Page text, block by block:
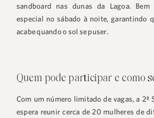
sandboard nas dunas da Lagoa.
especial no sábado à noite, garantindo
acabe quando o sol se puser.
Quem pode participar e como
Com um número limitado de vagas, a 2ª
espera reunir cerca de 20 mulheres de